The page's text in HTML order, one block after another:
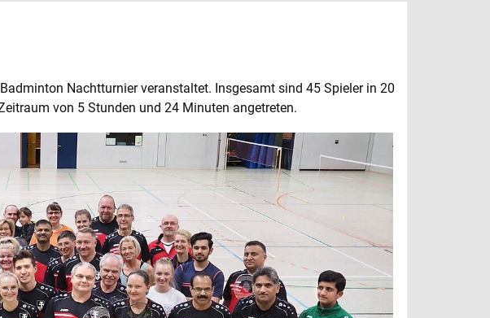
Nachtturnier veranstaltet. Insgesamt sind 45 Spieler in 20
von 5 Stunden und 24 Minuten angetreten.